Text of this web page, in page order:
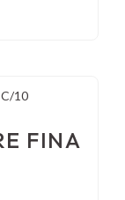
FINA